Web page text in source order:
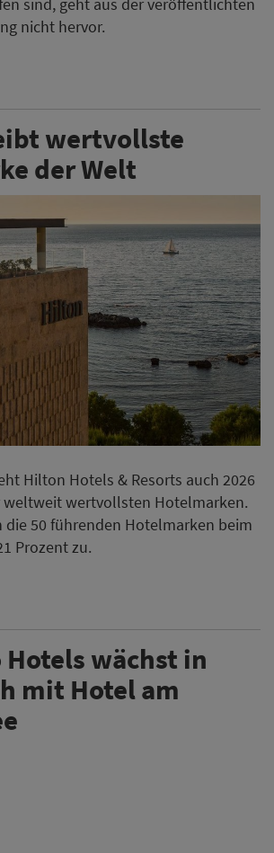
nicht hervor.
wertvollste
der Welt
Hilton Hotels & Resorts auch 2026
weltweit wertvollsten Hotelmarken.
die 50 führenden Hotelmarken beim
Prozent zu.
wächst in
mit Hotel am